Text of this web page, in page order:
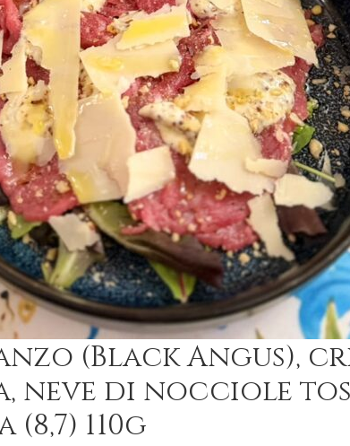
(Black Angus),
neve di nocciole
110g